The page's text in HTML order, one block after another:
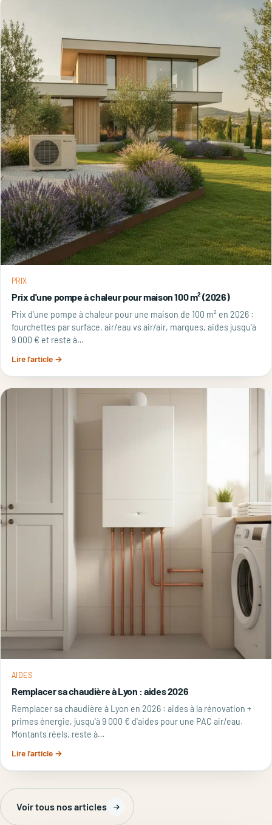
PRIX
Prix d'une pompe à chaleur pour maison 100 m² (2026)
Prix d'une pompe à chaleur pour une maison de 100 m² en 2026 :
fourchettes par surface, air/eau vs air/air, marques, aides jusqu'à
9 000 € et reste à…
Lire l'article →
AIDES
Remplacer sa chaudière à Lyon : aides 2026
Remplacer sa chaudière à Lyon en 2026 : aides à la rénovation +
primes énergie, jusqu'à 9 000 € d'aides pour une PAC air/eau.
Montants réels, reste à…
Lire l'article →
Voir tous nos articles